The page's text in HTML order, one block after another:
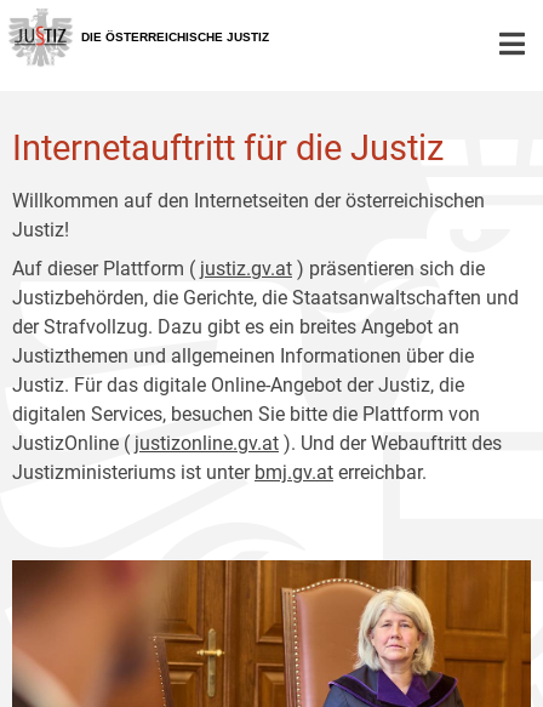
Zur
Hauptnavigation
[1]
Zum
Inhalt
[2]
DIE ÖSTERREICHISCHE JUSTIZ
Internetauftritt für die Justiz
Willkommen auf den Internetseiten der österreichischen
Justiz!
Auf dieser Plattform ( justiz.gv.at ) präsentieren sich die
Justizbehörden, die Gerichte, die Staatsanwaltschaften und
der Strafvollzug. Dazu gibt es ein breites Angebot an
Justizthemen und allgemeinen Informationen über die
Justiz. Für das digitale Online-Angebot der Justiz, die
digitalen Services, besuchen Sie bitte die Plattform von
JustizOnline ( justizonline.gv.at ). Und der Webauftritt des
Justizministeriums ist unter bmj.gv.at erreichbar.